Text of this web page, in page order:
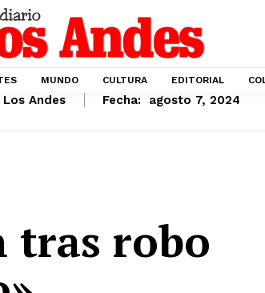
MUNDO CULTURA EDITORIAL
Andes Fecha: agosto 7, 2024
tras robo